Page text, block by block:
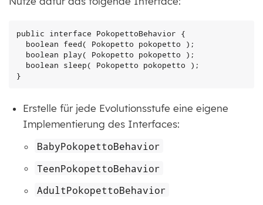
public interface PokopettoBehavior {
}
Erstelle für jede Evolutionsstufe eine eigene
Implementierung des Interfaces:
BabyPokopettoBehavior
TeenPokopettoBehavior
AdultPokopettoBehavior